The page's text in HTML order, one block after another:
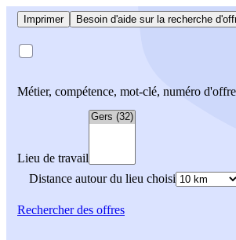
Imprimer Besoin d'aide sur la recherche
Métier, compétence, mot-clé, numéro d'offre
Lieu de travail
Distance autour du lieu choisi
Rechercherdes offres